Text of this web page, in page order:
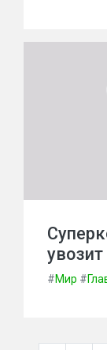
#Мир #